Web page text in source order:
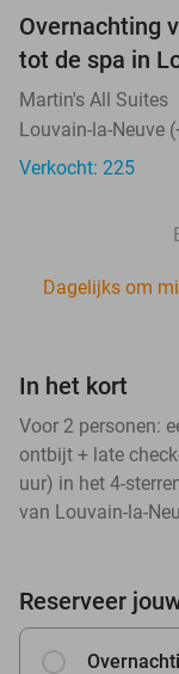
Overnachting
tot de spa in
Martin's All Suites
Louvain-la-Neuve
Verkocht: 225
Dagelijks om
In het kort
Voor 2 personen:
ontbijt + late
uur) in het 4-
van Louvain-la-
Reserveer